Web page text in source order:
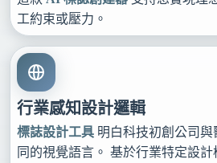
工約束或壓力。
行業感知設計邏輯
標誌設計工具 明白科技初創公司
同的視覺語言。 基於行業特定設